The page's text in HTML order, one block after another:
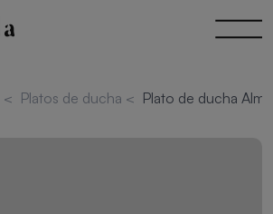
< Platos de ducha < Plato de ducha